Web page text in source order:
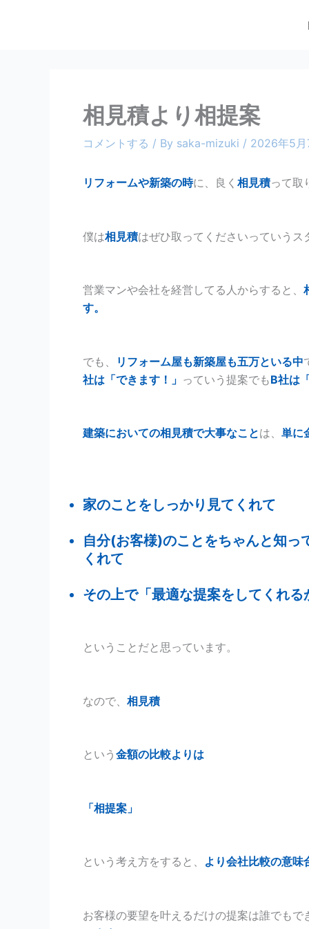
相見積より相提案
コメントする / By saka-mizuki / 2026年5月
リフォームや新築の時に、良く 相見積って取
僕は相見積はぜひ取ってくださいっていうス
営業マンや会社を経営してる人からすると、
す。
でも、 リフォーム屋も新築屋も五万といる中
社は「できます！」 っていう提案でもB社は
建築においての相見積で大事なことは、 単に
家のことをしっかり見てくれて
自分(お客様)のことをちゃんと知
くれて
その上で「最適な提案をしてくれる
ということだと思っています。
なので、 相見積
という 金額の比較よりは
「相提案」
という考え方をすると、 より会社比較の意味
お客様の要望を叶えるだけの提案は誰でもで